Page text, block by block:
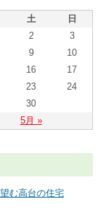
土 日
5月 »
2
3
9
10
16
17
23
24
30
む高台の住宅